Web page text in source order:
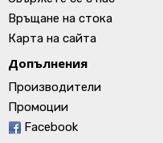
Връщане на стока
Карта на сайта
Допълнения
Производители
Промоции
Facebook